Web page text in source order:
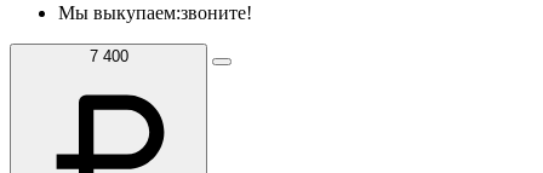
Мы выкупаем:звоните!
7 400